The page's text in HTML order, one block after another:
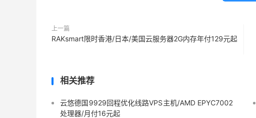
上一篇
RAKsmart限时香港/日本/美国云服务器2G内存年付129元起
相关推荐
云悠德国9929回程优化线路VPS主机/AMD EPYC7002
处理器/月付16元起